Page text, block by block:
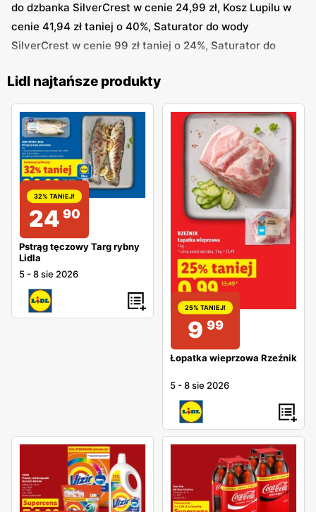
do dzbanka SilverCrest w cenie 24,99 zł, Kosz Lupilu w
cenie 41,94 zł taniej o 40%, Saturator do wody
SilverCrest w cenie 99 zł taniej o 24%, Saturator do
Crivit w cenie 109 zł taniej o 22%, Cylinder SilverCrest w
cenie 99 zł i inne
Lidl najtańsze produkty
32% TANIEJ!
24 90
Pstrąg tęczowy Targ rybny
Lidla
5 -8 sie 2026
25% TANIEJ!
9 99
Łopatka wieprzowa Rzeźnik
5 -8 sie 2026